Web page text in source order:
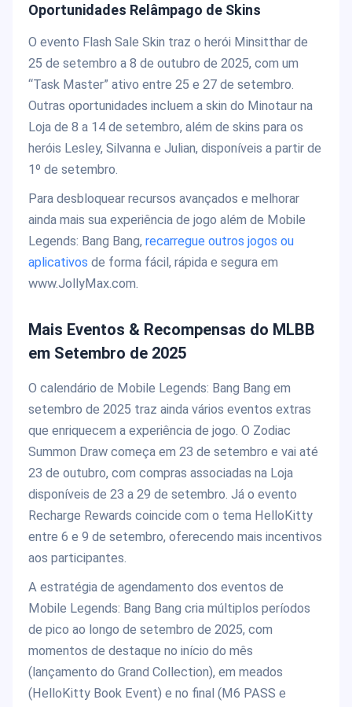
Oportunidades Relâmpago de Skins
O evento Flash Sale Skin traz o herói Minsitthar de
25 de setembro a 8 de outubro de 2025, com um
“Task Master” ativo entre 25 e 27 de setembro.
Outras oportunidades incluem a skin do Minotaur na
Loja de 8 a 14 de setembro, além de skins para os
heróis Lesley, Silvanna e Julian, disponíveis a partir de
1º de setembro.
Para desbloquear recursos avançados e melhorar
ainda mais sua experiência de jogo além de Mobile
Legends: Bang Bang, recarregue outros jogos ou
aplicativos de forma fácil, rápida e segura em
www.JollyMax.com.
Mais Eventos & Recompensas do MLBB
em Setembro de 2025
O calendário de Mobile Legends: Bang Bang em
setembro de 2025 traz ainda vários eventos extras
que enriquecem a experiência de jogo. O Zodiac
Summon Draw começa em 23 de setembro e vai até
23 de outubro, com compras associadas na Loja
disponíveis de 23 a 29 de setembro. Já o evento
Recharge Rewards coincide com o tema HelloKitty
entre 6 e 9 de setembro, oferecendo mais incentivos
aos participantes.
A estratégia de agendamento dos eventos de
Mobile Legends: Bang Bang cria múltiplos períodos
de pico ao longo de setembro de 2025, com
momentos de destaque no início do mês
(lançamento do Grand Collection), em meados
(HelloKitty Book Event) e no final (M6 PASS e